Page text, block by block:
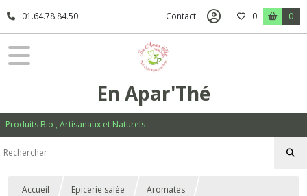
01.64.78.84.50 Contact 0 0
En Apar'Thé
Produits Bio , Artisanaux et Naturels
Accueil Epicerie salée Aromates